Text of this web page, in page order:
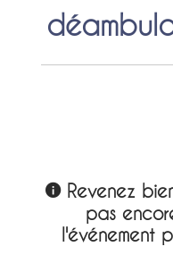
Revenez
pas
l'événement